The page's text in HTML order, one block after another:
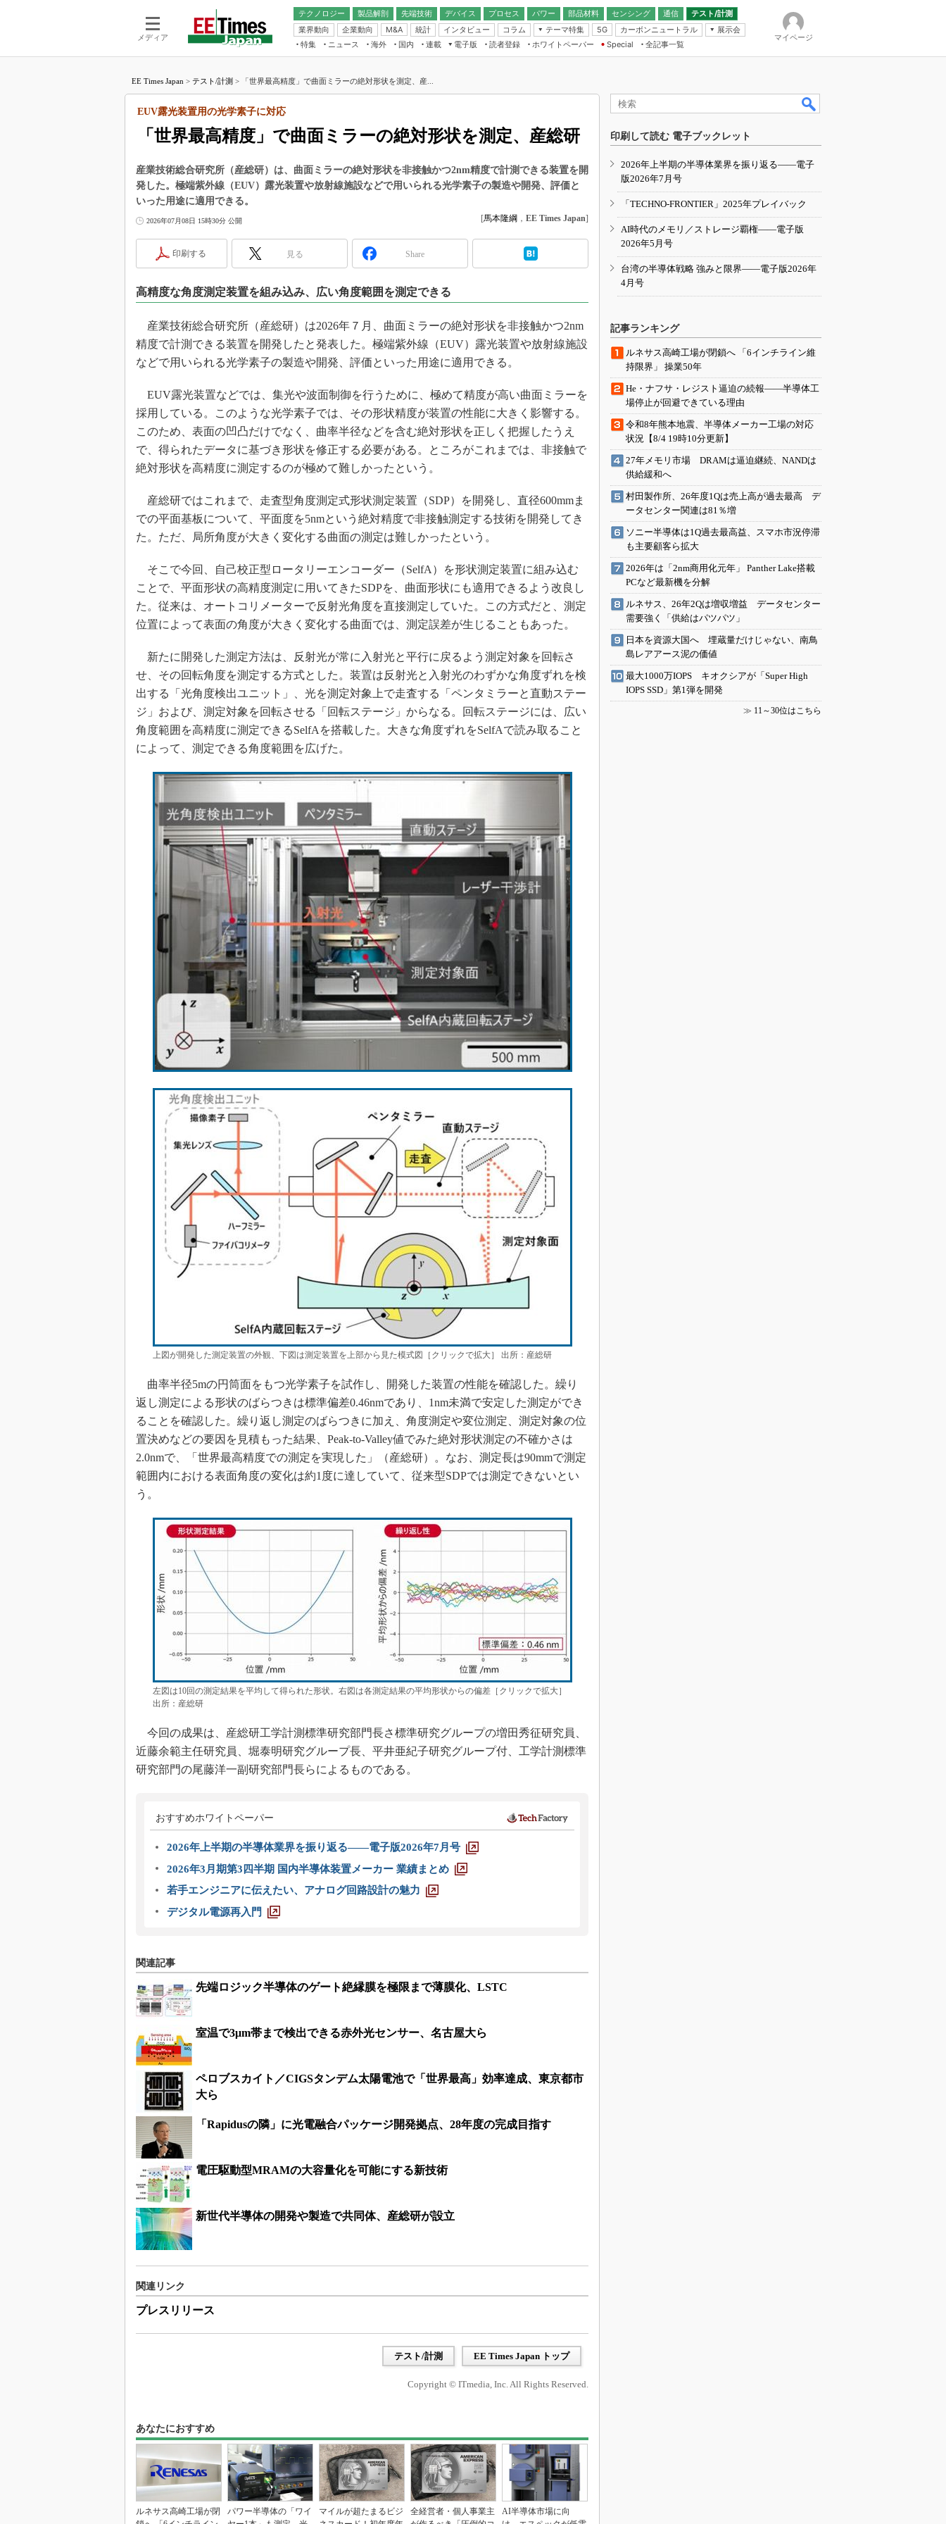
メディア
テクノロジー 製品解剖
先端技術
電池／エネルギー
デバイス
アナログ
マイコン
プロセス パワー 部品材料 センシング
通信
無線
テスト/計測
業界動向
企業動向 M&A 統計 インタビュー コラム
テーマ特集
フィジカルAI
読者調査（EE Times Research）
IoT
エレクトロニクス入門（EDN
5G カーボンニュートラル
展示会
IoT・エッジコンピューティング
EXPO
TECHNO-FRONTIER
人とくるま展
特集 ニュース 海外 国内
連載
福田昭のデバイス通信
湯之上隆のナノフォーカス
大山聡の業界スコープ
リタイア直前エンジニアの社会人大
学漂流記
この10年で起こったこと、次の10年
製品分解で探るアジアの新トレンド
光伝送技術を知る
“異端児エンジニア”が仕掛けた社内
改革、執念の180日
JASA発IoT通信
IHSアナリスト「未来展望」
「英語に愛されないエンジニア」の
ための新行動論
電子版
電子ブックレット
読者登録 ホワイトペーパー
Special
全記事一覧
マイページ
EE Times Japan > テスト/計測 > 「世界最高精度」で曲面ミラーの絶対形状を測定、産...
「世界最高精度」で曲面ミラーの絶対形状を測定、産総研
EUV露光装置用の光学素子に対応
産業技術総合研究所（産総研）は、曲面ミラーの絶対形状を非接触かつ2nm精度で計測できる装置を開
発した。極端紫外線（EUV）露光装置や放射線施設などで用いられる光学素子の製造や開発、評価と
いった用途に適用できる。
2026年07月08日 15時30分 公開 [馬本隆綱 ， EE Times Japan]
印刷する 見る Share
高精度な角度測定装置を組み込み、広い角度範囲を測定できる
産業技術総合研究所（産総研）は2026年７月、曲面ミラーの絶対形状を非接触かつ2nm
精度で計測できる装置を開発したと発表した。極端紫外線（EUV）露光装置や放射線施設
などで用いられる光学素子の製造や開発、評価といった用途に適用できる。
EUV露光装置などでは、集光や波面制御を行うために、極めて精度が高い曲面ミラーを
採用している。このような光学素子では、その形状精度が装置の性能に大きく影響する。
このため、表面の凹凸だけでなく、曲率半径などを含む絶対形状を正しく把握したうえ
で、得られたデータに基づき形状を修正する必要がある。ところがこれまでは、非接触で
絶対形状を高精度に測定するのが極めて難しかったという。
産総研ではこれまで、走査型角度測定式形状測定装置（SDP）を開発し、直径600mmま
での平面基板について、平面度を5nmという絶対精度で非接触測定する技術を開発してき
た。ただ、局所角度が大きく変化する曲面の測定は難しかったという。
そこで今回、自己校正型ロータリーエンコーダー（SelfA）を形状測定装置に組み込む
ことで、平面形状の高精度測定に用いてきたSDPを、曲面形状にも適用できるよう改良し
た。従来は、オートコリメーターで反射光角度を直接測定していた。この方式だと、測定
位置によって表面の角度が大きく変化する曲面では、測定誤差が生じることもあった。
新たに開発した測定方法は、反射光が常に入射光と平行に戻るよう測定対象を回転さ
せ、その回転角度を測定する方式とした。装置は反射光と入射光のわずかな角度ずれを検
出する「光角度検出ユニット」、光を測定対象上で走査する「ペンタミラーと直動ステー
ジ」および、測定対象を回転させる「回転ステージ」からなる。回転ステージには、広い
角度範囲を高精度に測定できるSelfAを搭載した。大きな角度ずれをSelfAで読み取ること
によって、測定できる角度範囲を広げた。
上図が開発した測定装置の外観、下図は測定装置を上部から見た模式図［クリックで拡大］ 出所：産総研
曲率半径5mの円筒面をもつ光学素子を試作し、開発した装置の性能を確認した。繰り
返し測定による形状のばらつきは標準偏差0.46nmであり、1nm未満で安定した測定ができ
ることを確認した。繰り返し測定のばらつきに加え、角度測定や変位測定、測定対象の位
置決めなどの要因を見積もった結果、Peak-to-Valley値でみた絶対形状測定の不確かさは
2.0nmで、「世界最高精度での測定を実現した」（産総研）。なお、測定長は90mmで測定
範囲内における表面角度の変化は約1度に達していて、従来型SDPでは測定できないとい
う。
左図は10回の測定結果を平均して得られた形状。右図は各測定結果の平均形状からの偏差［クリックで拡大］
出所：産総研
今回の成果は、産総研工学計測標準研究部門長さ標準研究グループの増田秀征研究員、
近藤余範主任研究員、堀泰明研究グループ長、平井亜紀子研究グループ付、工学計測標準
研究部門の尾藤洋一副研究部門長らによるものである。
おすすめホワイトペーパー
2026年上半期の半導体業界を振り返る――電子版2026年7月号
2026年3月期第3四半期 国内半導体装置メーカー 業績まとめ
若手エンジニアに伝えたい、アナログ回路設計の魅力
デジタル電源再入門
関連記事
先端ロジック半導体のゲート絶縁膜を極限まで薄膜化、LSTC
室温で3μm帯まで検出できる赤外光センサー、名古屋大ら
ペロブスカイト／CIGSタンデム太陽電池で「世界最高」効率達成、東京都市
大ら
「Rapidusの隣」に光電融合パッケージ開発拠点、28年度の完成目指す
電圧駆動型MRAMの大容量化を可能にする新技術
新世代半導体の開発や製造で共同体、産総研が設立
関連リンク
プレスリリース
テスト/計測 EE Times Japan トップ
Copyright © ITmedia, Inc. All Rights Reserved.
あなたにおすすめ
ルネサス高崎工場が閉
パワー半導体の「ワイ
マイルが超たまるビジ
全経営者・個人事業主
AI半導体市場に向
印刷して読む 電子ブックレット
2026年上半期の半導体業界を振り返る――電子
版2026年7月号
「TECHNO-FRONTIER」2025年プレイバック
AI時代のメモリ／ストレージ覇権――電子版
2026年5月号
台湾の半導体戦略 強みと限界――電子版2026年
4月号
記事ランキング
ルネサス高崎工場が閉鎖へ 「6インチライン維
持限界」 操業50年
He・ナフサ・レジスト逼迫の続報――半導体工
場停止が回避できている理由
令和8年熊本地震、半導体メーカー工場の対応
状況【8/4 19時10分更新】
27年メモリ市場 DRAMは逼迫継続、NANDは
供給緩和へ
村田製作所、26年度1Qは売上高が過去最高 デ
ータセンター関連は81％増
ソニー半導体は1Q過去最高益、スマホ市況停滞
も主要顧客ら拡大
2026年は「2nm商用化元年」 Panther Lake搭載
PCなど最新機を分解
ルネサス、26年2Qは増収増益 データセンター
需要強く「供給はパツパツ」
日本を資源大国へ 埋蔵量だけじゃない、南鳥
島レアアース泥の価値
最大1000万IOPS キオクシアが「Super High
IOPS SSD」第1弾を開発
≫ 11～30位はこちら